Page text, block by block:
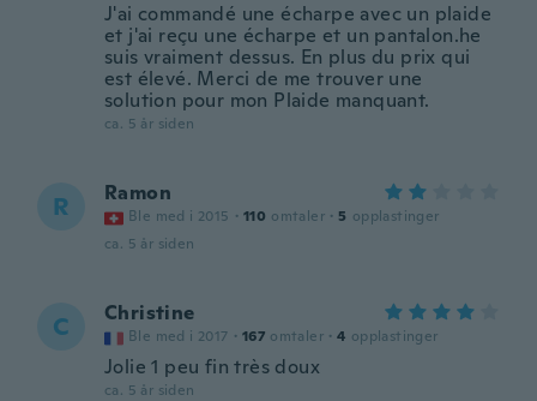
J'ai commandé une écharpe avec un plaide
et j'ai reçu une écharpe et un pantalon.he
suis vraiment dessus. En plus du prix qui
est élevé. Merci de me trouver une
solution pour mon Plaide manquant.
ca. 5 år siden
R Ramon
Ble med i 2015 · 110 omtaler · 5 opplastinger
ca. 5 år siden
C Christine
Ble med i 2017 · 167 omtaler · 4 opplastinger
Jolie 1 peu fin très doux
ca. 5 år siden